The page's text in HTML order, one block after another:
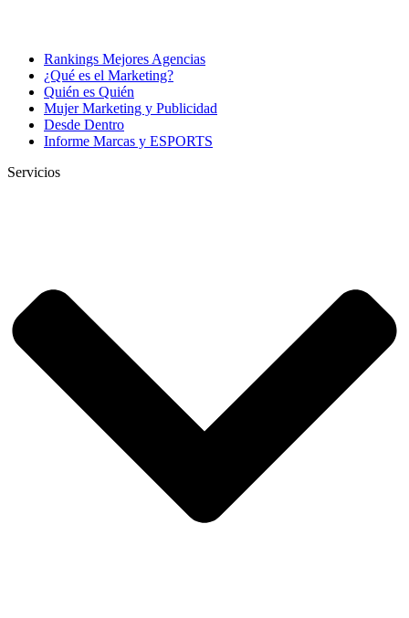
Rankings Mejores Agencias
¿Qué es el Marketing?
Quién es Quién
Mujer Marketing y Publicidad
Desde Dentro
Informe Marcas y ESPORTS
Servicios